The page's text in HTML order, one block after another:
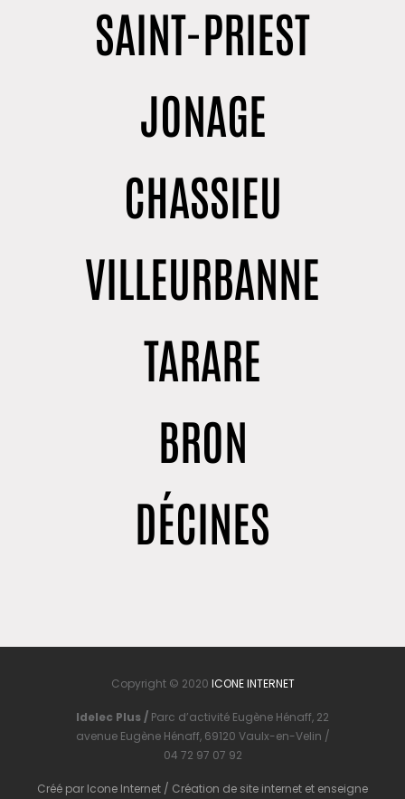
SAINT-PRIEST
JONAGE
CHASSIEU
VILLEURBANNE
TARARE
BRON
DÉCINES
Copyright © 2020 ICONE INTERNET
Idelec Plus / Parc d’activité Eugène Hénaff, 22
avenue Eugène Hénaff, 69120 Vaulx-en-Velin /
04 72 97 07 92
Créé par Icone Internet / Création de site internet et enseigne